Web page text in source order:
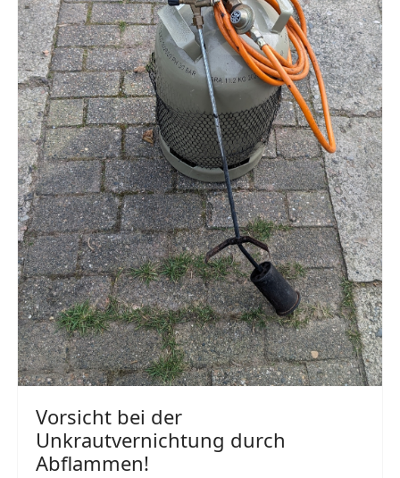
Vorsicht bei der
Unkrautvernichtung durch
Abflammen!